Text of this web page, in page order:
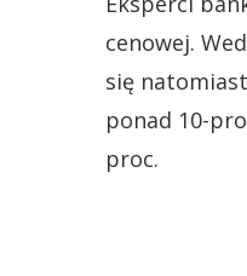
cenowej.
się
ponad 10-
proc.